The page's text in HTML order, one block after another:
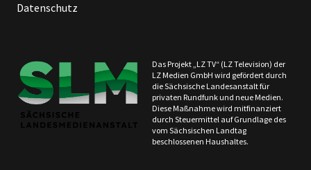
Datenschutz
Das Projekt „LZ TV“ (LZ Television) der
LZ Medien GmbH wird gefördert durch
die Sächsische Landesanstalt für
privaten Rundfunk und neue Medien.
Diese Maßnahme wird mitfinanziert
durch Steuermittel auf Grundlage des
vom Sächsischen Landtag
beschlossenen Haushaltes.